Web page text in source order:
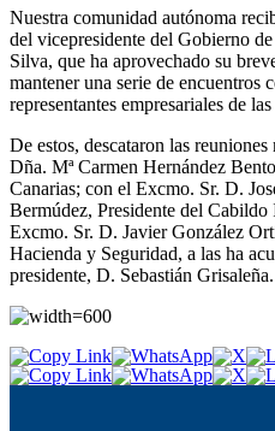
Nuestra comunidad autónoma
del vicepresidente del Gobierno
Silva, que ha aprovechado su
mantener una serie de encuentros
representantes empresariales de
De estos, descataron las
Dña. Mª Carmen Hernández
Canarias; con el Excmo. Sr. D.
Bermúdez, Presidente del
Excmo. Sr. D. Javier González
Hacienda y Seguridad, a las ha
presidente, D. Sebastián Grisaleña.